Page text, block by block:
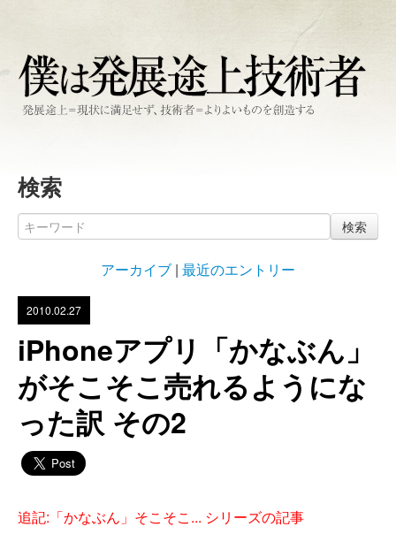
検索
検索
アーカイブ | 最近のエントリー
2010.02.27
iPhoneアプリ「かなぶん」
がそこそこ売れるようにな
った訳 その2
追記:「かなぶん」そこそこ... シリーズの記事